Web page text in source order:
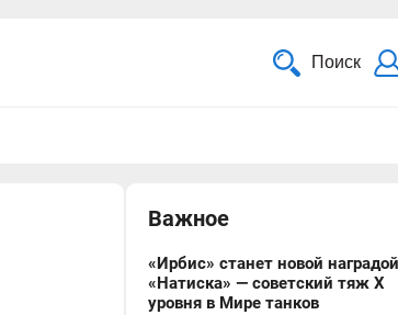
Поиск
Важное
«Ирбис» станет новой наградой
«Натиска» — советский тяж X
уровня в Мире танков